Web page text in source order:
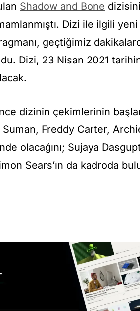
Shadow and Bone
Dizi ile ilgili
geçtiğimiz
Dizi, 23 Nisan 2021
dizinin çekimlerinin
Freddy Carter,
olacağını; Sujaya
Sears’ın da kadroda